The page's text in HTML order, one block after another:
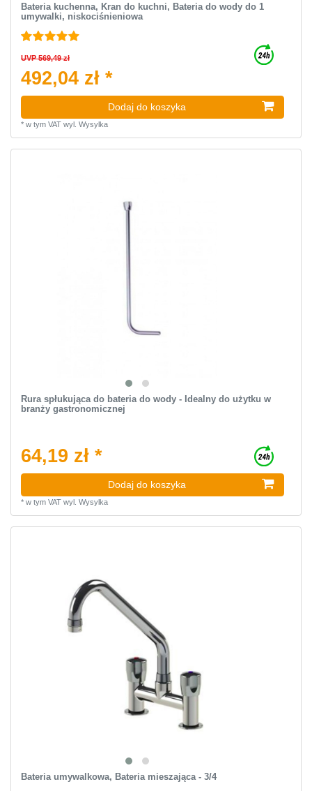
Bateria kuchenna, Kran do kuchni, Bateria do wody do 1
umywalki, niskociśnieniowa
UVP 569,49 zł
492,04 zł *
Dodaj do koszyka
* w tym VATwyl. Wysylka
Rura spłukująca do bateria do wody - Idealny do użytku w
branży gastronomicznej
64,19 zł *
Dodaj do koszyka
* w tym VATwyl. Wysylka
Bateria umywalkowa, Bateria mieszająca - 3/4